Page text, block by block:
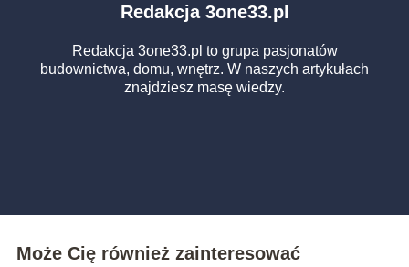
Redakcja 3one33.pl
Redakcja 3one33.pl to grupa pasjonatów
budownictwa, domu, wnętrz. W naszych artykułach
znajdziesz masę wiedzy.
Może Cię również zainteresować